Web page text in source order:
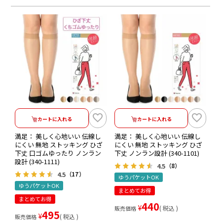
カートに入れる
満足： 美しく心地いい 伝線し
にくい 無地 ストッキング ひざ
下丈 口ゴムゆったり ノンラン
設計 (340-1111)
4.5 （17）
ゆうパケットOK
まとめてお得
販売価格 ¥495 税込
カートに入れる
満足： 美しく心地いい 伝線し
にくい 無地 ストッキング ひざ
下丈 ノンラン設計 (340-1101)
4.5 （8）
ゆうパケットOK
まとめてお得
販売価格 ¥440 税込